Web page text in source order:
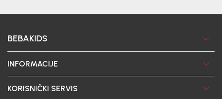
BEBAKIDS
INFORMACIJE
KORISNIČKI SERVIS